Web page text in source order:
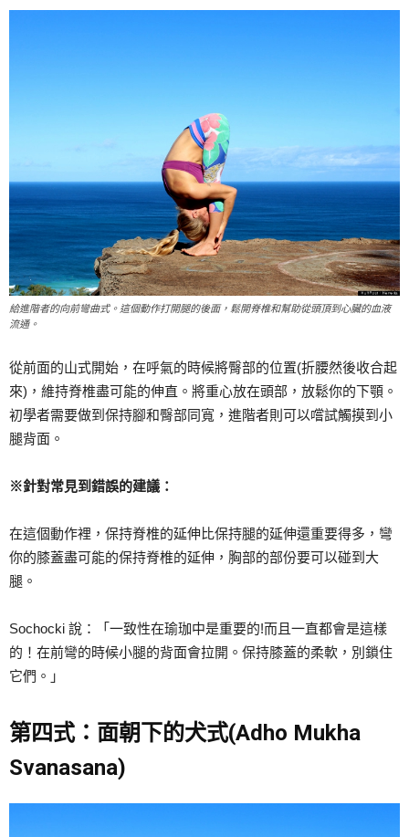
給進階者的向前彎曲式。這個動作打開腿的後面，鬆開脊椎和幫助從頭頂到心臟的血液
流通。
從前面的山式開始，在呼氣的時候將臀部的位置(折腰然後收合起
來)，維持脊椎盡可能的伸直。將重心放在頭部，放鬆你的下顎。
初學者需要做到保持腳和臀部同寬，進階者則可以嚐試觸摸到小
腿背面。
※針對常見到錯誤的建議：
在這個動作裡，保持脊椎的延伸比保持腿的延伸還重要得多，彎
你的膝蓋盡可能的保持脊椎的延伸，胸部的部份要可以碰到大
腿。
Sochocki 說：「一致性在瑜珈中是重要的!而且一直都會是這樣
的！在前彎的時候小腿的背面會拉開。保持膝蓋的柔軟，別鎖住
它們。」
第四式：面朝下的犬式(Adho Mukha
Svanasana)